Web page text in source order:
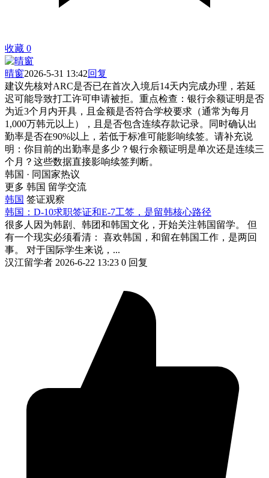
收藏 0
晴窗2026-5-31 13:42回复
建议先核对ARC是否已在首次入境后14天内完成办理，若延
迟可能导致打工许可申请被拒。重点检查：银行余额证明是否
为近3个月内开具，且金额是否符合学校要求（通常为每月
1,000万韩元以上），且是否包含连续存款记录。同时确认出
勤率是否在90%以上，若低于标准可能影响续签。请补充说
明：你目前的出勤率是多少？银行余额证明是单次还是连续三
个月？这些数据直接影响续签判断。
韩国 · 同国家热议
更多 韩国 留学交流
韩国 签证观察
韩国：D-10求职签证和E-7工签，是留韩核心路径
很多人因为韩剧、韩团和韩国文化，开始关注韩国留学。 但
有一个现实必须看清： 喜欢韩国，和留在韩国工作，是两回
事。 对于国际学生来说，...
汉江留学者 2026-6-22 13:23 0 回复